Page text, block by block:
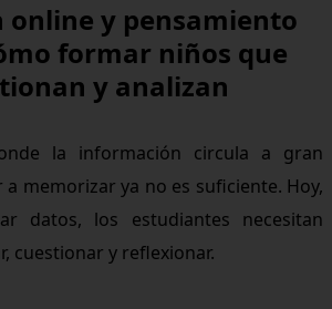
online y pensamiento
formar niños que
y analizan
la información circula a gran
a memorizar ya no es suficiente. Hoy,
datos, los estudiantes necesitan
cuestionar y reflexionar.